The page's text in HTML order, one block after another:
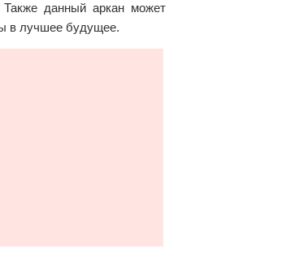
Также данный аркан может
в лучшее будущее.